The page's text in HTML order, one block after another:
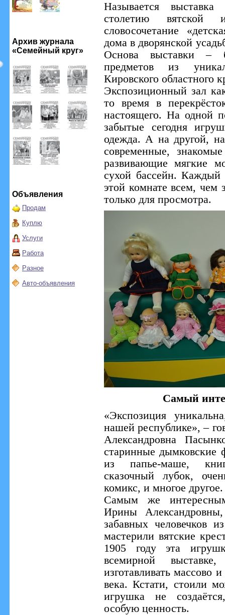
Архив журнала
«Семейный круг»
Объявления
Продам
Куплю
Услуги
Работа
Разное
Авто-объявления
Называется
столетию
словосочетание
дома в дворянской
Основа выставки –
предметов из
Кировского областного
Экспозиционный зал
то время в
настоящего. На одной
забытые сегодня
одежда. А на другой,
современные,
развивающие мягкие
сухой бассейн. Каждый
этой комнате всем, чем
только для просмотра.
Самый
«Экспозиция
нашей республике», –
Александровна
старинные дымковские
из папье-маше,
сказочный лубок,
комикс, и многое другое.
Самым же
Ирины
забавных человечков
мастерили вятские
1905 году эта
всемирной
изготавливать массово
века. Кстати, стоили
игрушка не
особую ценность.